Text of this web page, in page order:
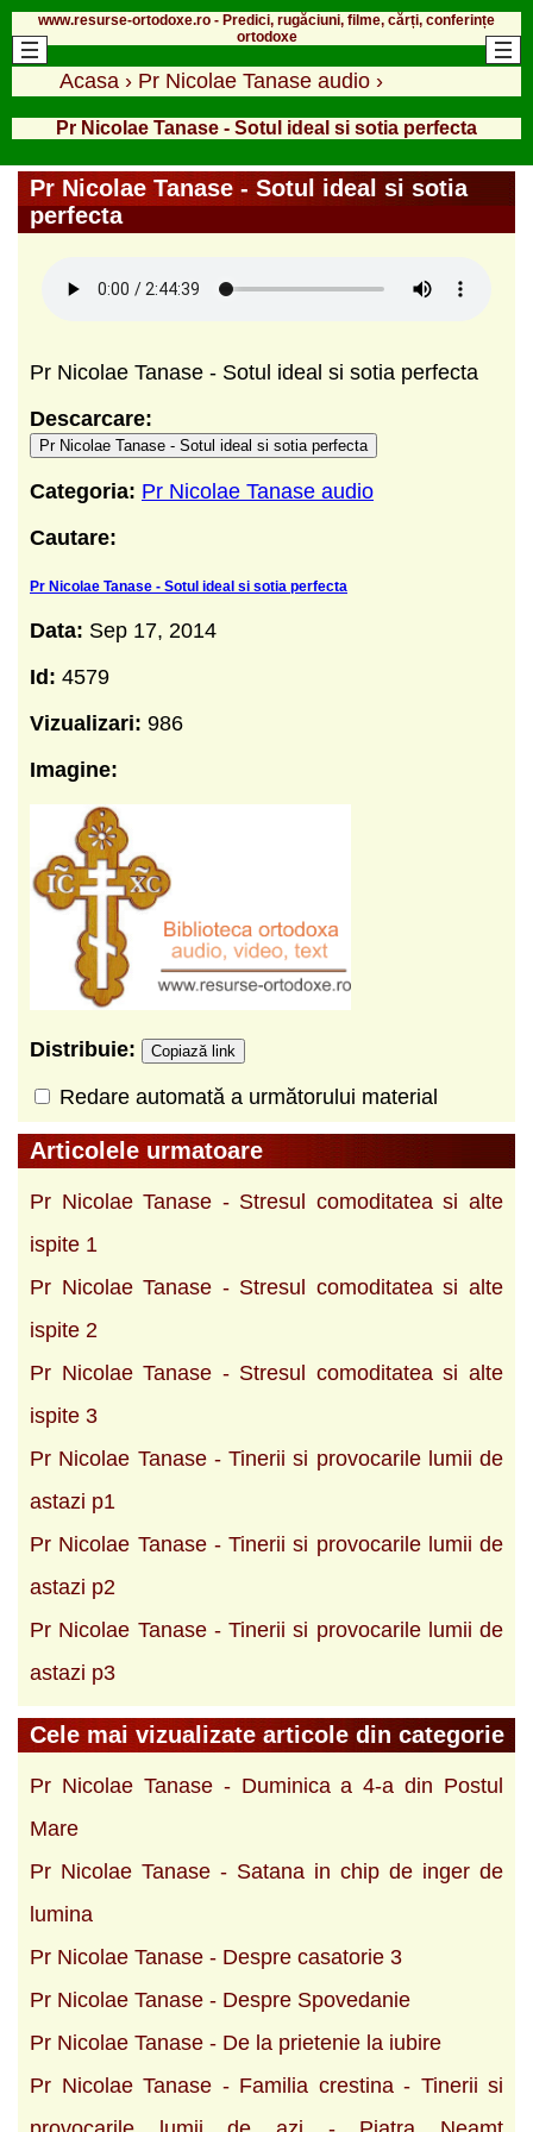
www.resurse-ortodoxe.ro - Predici, rugăciuni, filme, cărți, conferințe
ortodoxe
Acasa › Pr Nicolae Tanase audio ›
Pr Nicolae Tanase - Sotul ideal si sotia perfecta
Pr Nicolae Tanase - Sotul ideal si sotia
perfecta
Pr Nicolae Tanase - Sotul ideal si sotia perfecta
Descarcare:
Pr Nicolae Tanase - Sotul ideal si sotia perfecta
Categoria: Pr Nicolae Tanase audio
Cautare:
Pr Nicolae Tanase - Sotul ideal si sotia perfecta
Data: Sep 17, 2014
Id: 4579
Vizualizari: 986
Imagine:
Distribuie: Copiază link
Redare automată a următorului material
Articolele urmatoare
Pr Nicolae Tanase - Stresul comoditatea si alte
ispite 1
Pr Nicolae Tanase - Stresul comoditatea si alte
ispite 2
Pr Nicolae Tanase - Stresul comoditatea si alte
ispite 3
Pr Nicolae Tanase - Tinerii si provocarile lumii de
astazi p1
Pr Nicolae Tanase - Tinerii si provocarile lumii de
astazi p2
Pr Nicolae Tanase - Tinerii si provocarile lumii de
astazi p3
Cele mai vizualizate articole din categorie
Pr Nicolae Tanase - Duminica a 4-a din Postul
Mare
Pr Nicolae Tanase - Satana in chip de inger de
lumina
Pr Nicolae Tanase - Despre casatorie 3
Pr Nicolae Tanase - Despre Spovedanie
Pr Nicolae Tanase - De la prietenie la iubire
Pr Nicolae Tanase - Familia crestina - Tinerii si